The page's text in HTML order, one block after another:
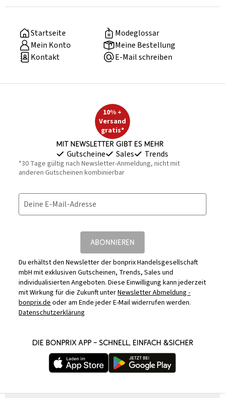
Startseite
Modeglossar
Mein Konto
Meine Bestellung
Kontakt
E-Mail schreiben
10% +
Versand
gratis*
Mit Newsletter gibt es mehr
Gutscheine Sales Trends
*30 Tage gültig nach Newsletter-Anmeldung, nicht mit
anderen Gutscheinen kombinierbar
Deine E-Mail-Adresse
ABONNIEREN
Du erhältst den Newsletter der bonprix Handelsgesellschaft
mbH mit exklusiven Gutscheinen, Trends, Sales und
individualisierten Angeboten. Diese Einwilligung kann jederzeit
mit Wirkung für die Zukunft unterNewsletter Abmeldung -
bonprix.deoder am Ende jeder E-Mail widerrufen werden.
Datenschutzerklärung
DIE BONPRIX APP – SCHNELL, EINFACH &SICHER